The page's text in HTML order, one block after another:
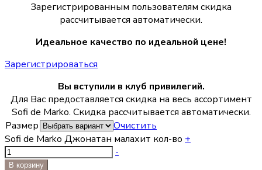
Зарегистрированным пользователям скидка
рассчитывается автоматически.
Идеальное качество по идеальной цене!
Зарегистрироваться
Вы вступили в клуб привилегий.
Для Вас предоставляется скидка на весь ассортимент
Sofi de Marko. Скидка рассчитывается автоматически.
Размер
Очистить
Sofi de Marko Джонатан малахит кол-во +
-
В корзину